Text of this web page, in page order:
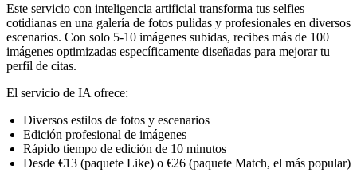
Este servicio con inteligencia artificial transforma tus selfies
cotidianas en una galería de fotos pulidas y profesionales en diversos
escenarios. Con solo 5-10 imágenes subidas, recibes más de 100
imágenes optimizadas específicamente diseñadas para mejorar tu
perfil de citas.
El servicio de IA ofrece:
Diversos estilos de fotos y escenarios
Edición profesional de imágenes
Rápido tiempo de edición de 10 minutos
Desde €13 (paquete Like) o €26 (paquete Match, el más popular)